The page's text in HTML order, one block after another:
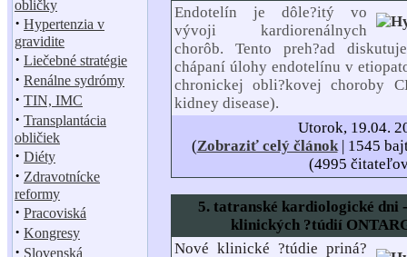
obličky
· Hypertenzia v
gravidite
· Liečebné stratégie
· Renálne sydrómy
· TIN, IMC
· Transplantácia
obličiek
· Diéty
· Zdravotnícke
reformy
· Pracoviská
· Kongresy
· Slovenská
Endotelín je dôle?itý vo
vývoji kardiorenálnych
chorôb. Tento preh?ad
chápaní úlohy endotelínu v
chronickej obli?kovej choroby
kidney disease).
Utorok, 19.04.
(Zobraziť celý článok| 1545
(4995
5. tatranské kardiologické dni
klinických ?túdií
Nové klinické ?túdie priná?